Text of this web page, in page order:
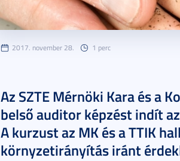
2017. november 28. 1 perc
Az SZTE Mérnöki Kara és a
belső auditor képzést indít
A kurzust az MK és a TTIK
környzetirányítás iránt